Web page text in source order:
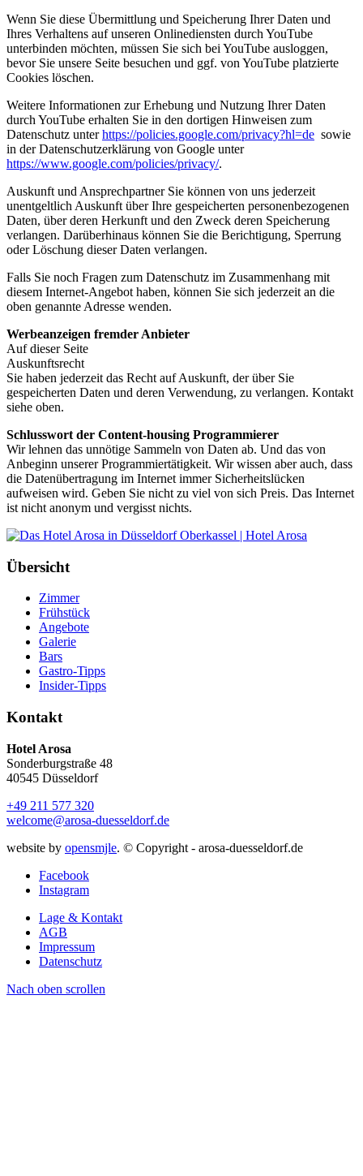
Wenn Sie diese Übermittlung und Speicherung Ihrer Daten und
Ihres Verhaltens auf unseren Onlinediensten durch YouTube
unterbinden möchten, müssen Sie sich bei YouTube ausloggen,
bevor Sie unsere Seite besuchen und ggf. von YouTube platzierte
Cookies löschen.
Weitere Informationen zur Erhebung und Nutzung Ihrer Daten
durch YouTube erhalten Sie in den dortigen Hinweisen zum
Datenschutz unterhttps://policies.google.com/privacy?hl=de sowie
in der Datenschutzerklärung von Google unter
https://www.google.com/policies/privacy/.
Auskunft und Ansprechpartner Sie können von uns jederzeit
unentgeltlich Auskunft über Ihre gespeicherten personenbezogenen
Daten, über deren Herkunft und den Zweck deren Speicherung
verlangen. Darüberhinaus können Sie die Berichtigung, Sperrung
oder Löschung dieser Daten verlangen.
Falls Sie noch Fragen zum Datenschutz im Zusammenhang mit
diesem Internet-Angebot haben, können Sie sich jederzeit an die
oben genannte Adresse wenden.
Werbeanzeigen fremder Anbieter
Auf dieser Seite
Auskunftsrecht
Sie haben jederzeit das Recht auf Auskunft, der über Sie
gespeicherten Daten und deren Verwendung, zu verlangen. Kontakt
siehe oben.
Schlusswort der Content-housing Programmierer
Wir lehnen das unnötige Sammeln von Daten ab. Und das von
Anbeginn unserer Programmiertätigkeit. Wir wissen aber auch, dass
die Datenübertragung im Internet immer Sicherheitslücken
aufweisen wird. Geben Sie nicht zu viel von sich Preis. Das Internet
ist nicht anonym und vergisst nichts.
Übersicht
Zimmer
Frühstück
Angebote
Galerie
Bars
Gastro-Tipps
Insider-Tipps
Kontakt
Hotel Arosa
Sonderburgstraße 48
40545 Düsseldorf
+49 211 577 320
welcome@arosa-duesseldorf.de
website by opensmjle. © Copyright - arosa-duesseldorf.de
Facebook
Instagram
Lage & Kontakt
AGB
Impressum
Datenschutz
Nach oben scrollen